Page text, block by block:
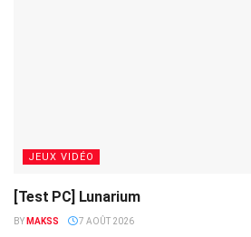
JEUX VIDÉO
[Test PC] Lunarium
BY MAKSS 7 AOÛT 2026